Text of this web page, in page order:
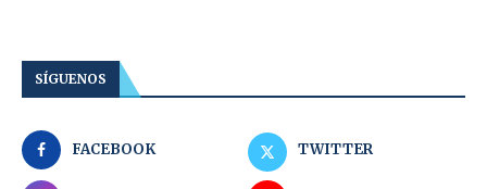
SÍGUENOS
FACEBOOK TWITTER